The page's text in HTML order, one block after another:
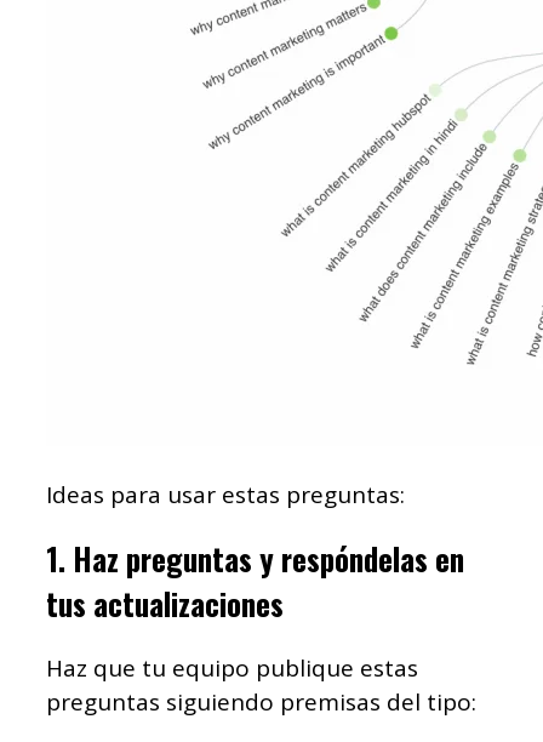
Ideas para usar estas preguntas:
1. Haz preguntas y respóndelas en
tus actualizaciones
Haz que tu equipo publique estas
preguntas siguiendo premisas del tipo: